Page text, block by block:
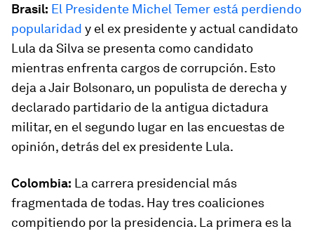
Brasil: El Presidente Michel Temer está perdiendo
popularidad y el ex presidente y actual candidato
Lula da Silva se presenta como candidato
mientras enfrenta cargos de corrupción. Esto
deja a Jair Bolsonaro, un populista de derecha y
declarado partidario de la antigua dictadura
militar, en el segundo lugar en las encuestas de
opinión, detrás del ex presidente Lula.
Colombia: La carrera presidencial más
fragmentada de todas. Hay tres coaliciones
compitiendo por la presidencia. La primera es la